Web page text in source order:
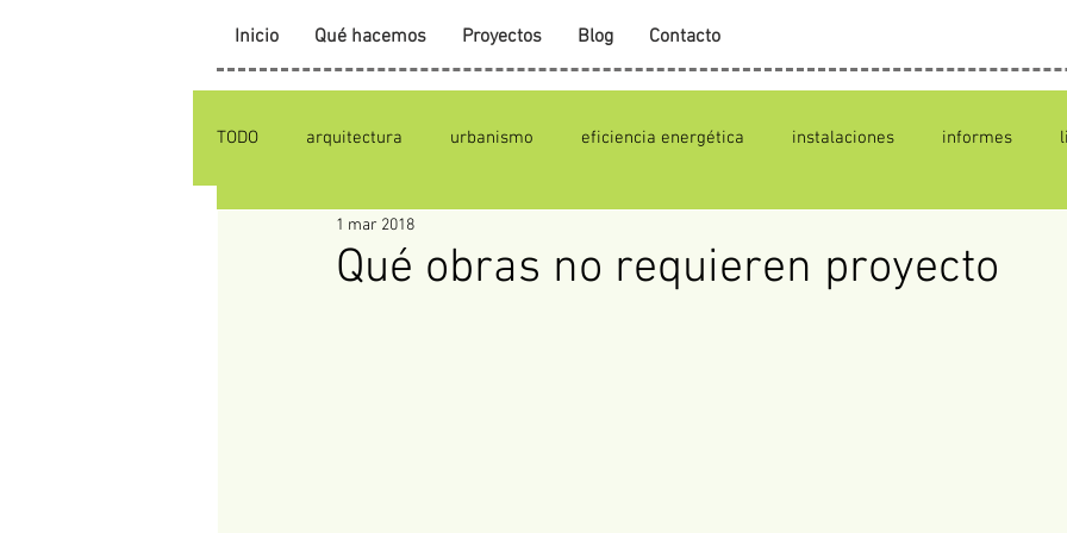
Inicio Qué hacemos Proyectos Blog Contacto
TODO arquitectura urbanismo eficiencia energética instalaciones informes
Qué obras no requieren proyecto
1 mar 2018